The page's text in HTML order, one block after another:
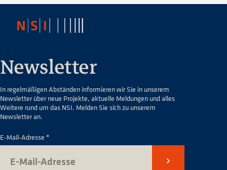
Newsletter
In regelmäßigen Abständen informieren wir Sie in unserem
Newsletter über neue Projekte, aktuelle Meldungen und alles
Weitere rund um das NSI. Melden Sie sich zu unserem
Newsletter an.
E-Mail-Adresse *
Senden